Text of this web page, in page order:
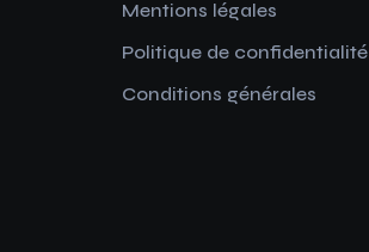
Mentions légales
Politique de confidentialité
Conditions générales